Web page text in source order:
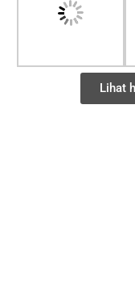
Lihat